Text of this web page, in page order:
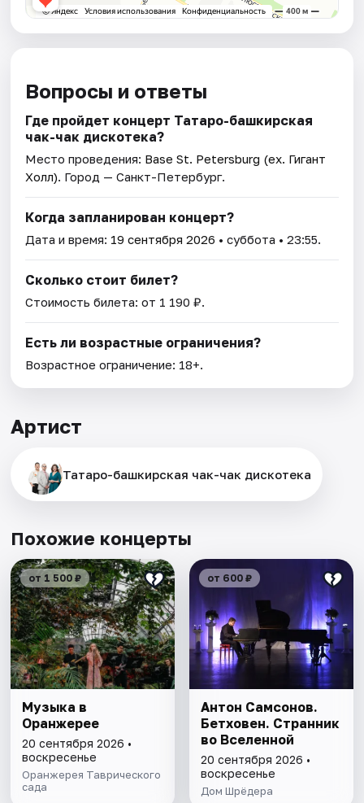
Вопросы и ответы
Где пройдет концерт Татаро-башкирская
чак-чак дискотека?
Место проведения: Base St. Petersburg (ex. Гигант
Холл). Город — Санкт-Петербург.
Когда запланирован концерт?
Дата и время: 19 сентября 2026 • суббота • 23:55.
Сколько стоит билет?
Стоимость билета: от 1 190 ₽.
Есть ли возрастные ограничения?
Возрастное ограничение: 18+.
Артист
Татаро-башкирская чак-чак дискотека
Похожие концерты
от 1 500 ₽
Музыка в
Оранжерее
20 сентября 2026 •
воскресенье
Оранжерея Таврического
сада
от 600 ₽
Антон Самсонов.
Бетховен. Странник
во Вселенной
20 сентября 2026 •
воскресенье
Дом Шрёдера